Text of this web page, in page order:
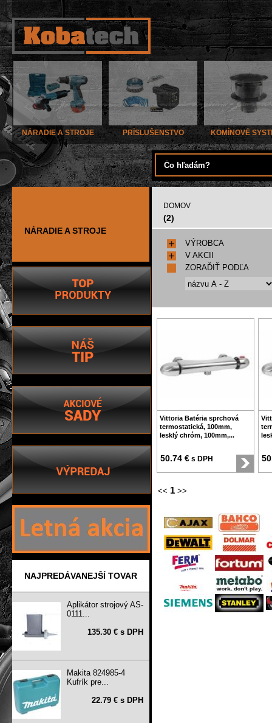
NÁRADIE A STROJE PRÍSLUŠENSTVO KOMÍNOVÉ
NÁRADIE A STROJE
NAJPREDÁVANEJŠÍ TOVAR
Aplikátor strojový AS-
0111...
135.30 € s DPH
Makita 824985-4
Kufrík pre...
22.79 € s DPH
DOMOV
(2)
VÝROBCA
V AKCII
ZORAĎIŤ PODĽA
Vittoria Batéria sprchová
termostatická, 100mm,
lesklý chróm, 100mm,...
50.74 € s DPH
<< 1 >>